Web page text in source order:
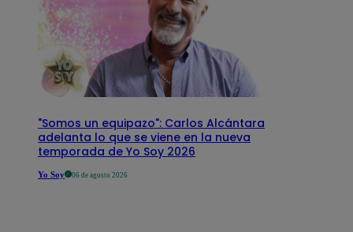
"Somos un equipazo": Carlos Alcántara
adelanta lo que se viene en la nueva
temporada de Yo Soy 2026
Yo Soy 06 de agosto 2026